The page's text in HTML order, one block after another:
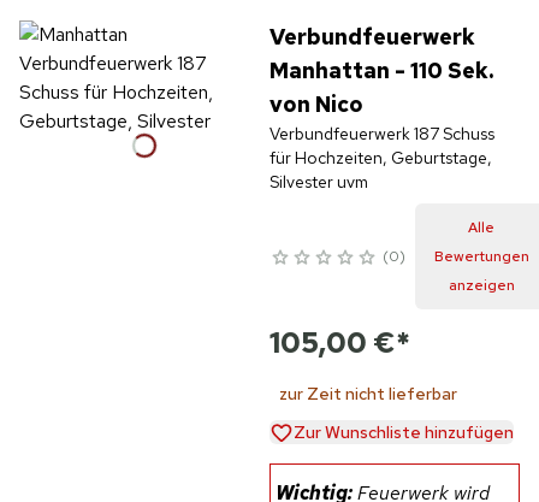
Verbundfeuerwerk
Manhattan - 110 Sek.
von Nico
Verbundfeuerwerk 187 Schuss
für Hochzeiten, Geburtstage,
Silvester uvm
0
Alle
Bewertungen
anzeigen
105,00 €*
zur Zeit nicht lieferbar
Zur Wunschliste hinzufügen
Wichtig:Feuerwerk wird